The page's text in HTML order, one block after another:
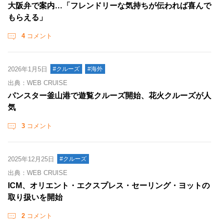
大阪弁で案内…「フレンドリーな気持ちが伝われば喜んで
もらえる」
4コメント
2026年1月5日 #クルーズ #海外
出典：WEB CRUISE
パンスター釜山港で遊覧クルーズ開始、花火クルーズが人
気
3 コメント
2025年12月25日 #クルーズ
出典：WEB CRUISE
ICM、オリエント・エクスプレス・セーリング・ヨットの
取り扱いを開始
2 コメント